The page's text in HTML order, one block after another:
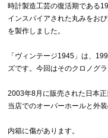
時計製造工芸の復活期である
インスパイアされた丸みをお
を製作しました。
「ヴィンテージ1945」は、
ズです。今回はそのクロノグ
2003年8月に販売された日本正
当店でのオーバーホールと外
内箱に傷があります。